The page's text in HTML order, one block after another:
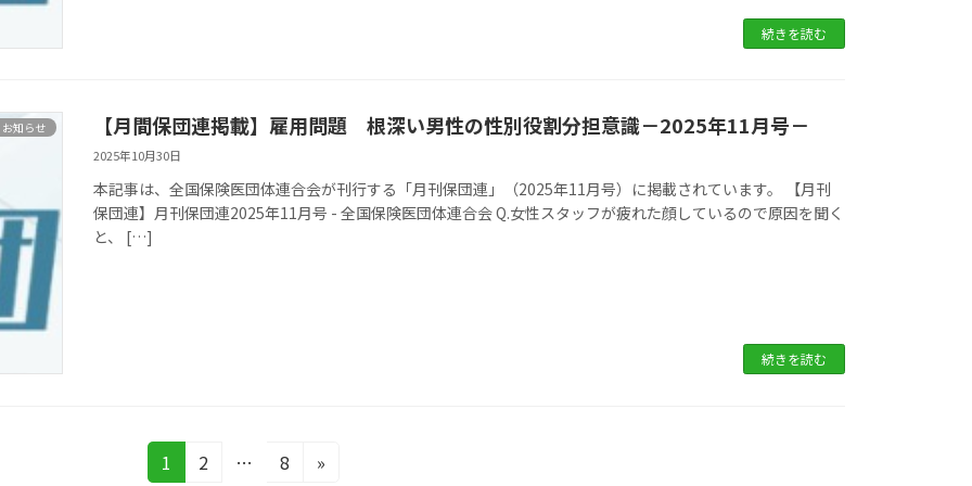
続きを読む
お知らせ 【月間保団連掲載】雇用問題 根深い男性の性別役割分担意識－2025年11月号－
2025年10月30日
本記事は、全国保険医団体連合会が刊行する「月刊保団連」（2025年11月号）に掲載されています。 【月刊
保団連】月刊保団連2025年11月号 - 全国保険医団体連合会 Q.女性スタッフが疲れた顔しているので原因を聞く
と、 […]
続きを読む
固
1
固
2 …
固
8 »